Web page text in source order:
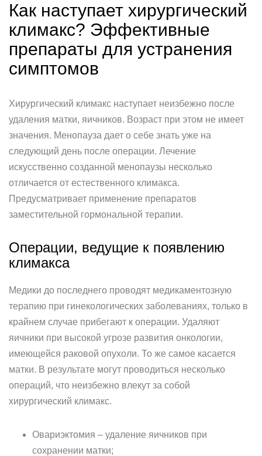
Как наступает хирургический
климакс? Эффективные
препараты для устранения
симптомов
Хирургический климакс наступает неизбежно после
удаления матки, яичников. Возраст при этом не имеет
значения. Менопауза дает о себе знать уже на
следующий день после операции. Лечение
искусственно созданной менопаузы несколько
отличается от естественного климакса.
Предусматривает применение препаратов
заместительной гормональной терапии.
Операции, ведущие к появлению
климакса
Медики до последнего проводят медикаментозную
терапию при гинекологических заболеваниях, только в
крайнем случае прибегают к операции. Удаляют
яичники при высокой угрозе развития онкологии,
имеющейся раковой опухоли. То же самое касается
матки. В результате могут проводиться несколько
операций, что неизбежно влекут за собой
хирургический климакс.
Овариэктомия – удаление яичников при
сохранении матки;